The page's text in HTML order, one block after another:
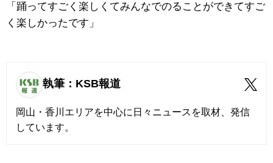
「踊ってすごく楽しくてみんなでのることができてすご
く楽しかったです」
執筆：KSB報道
岡山・香川エリアを中心に日々ニュースを取材、発信
しています。